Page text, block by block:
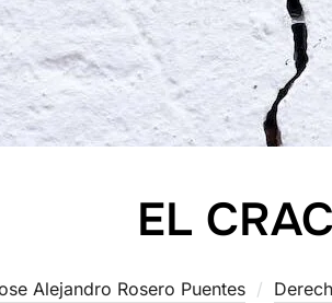
EL
Alejandro Rosero Puentes